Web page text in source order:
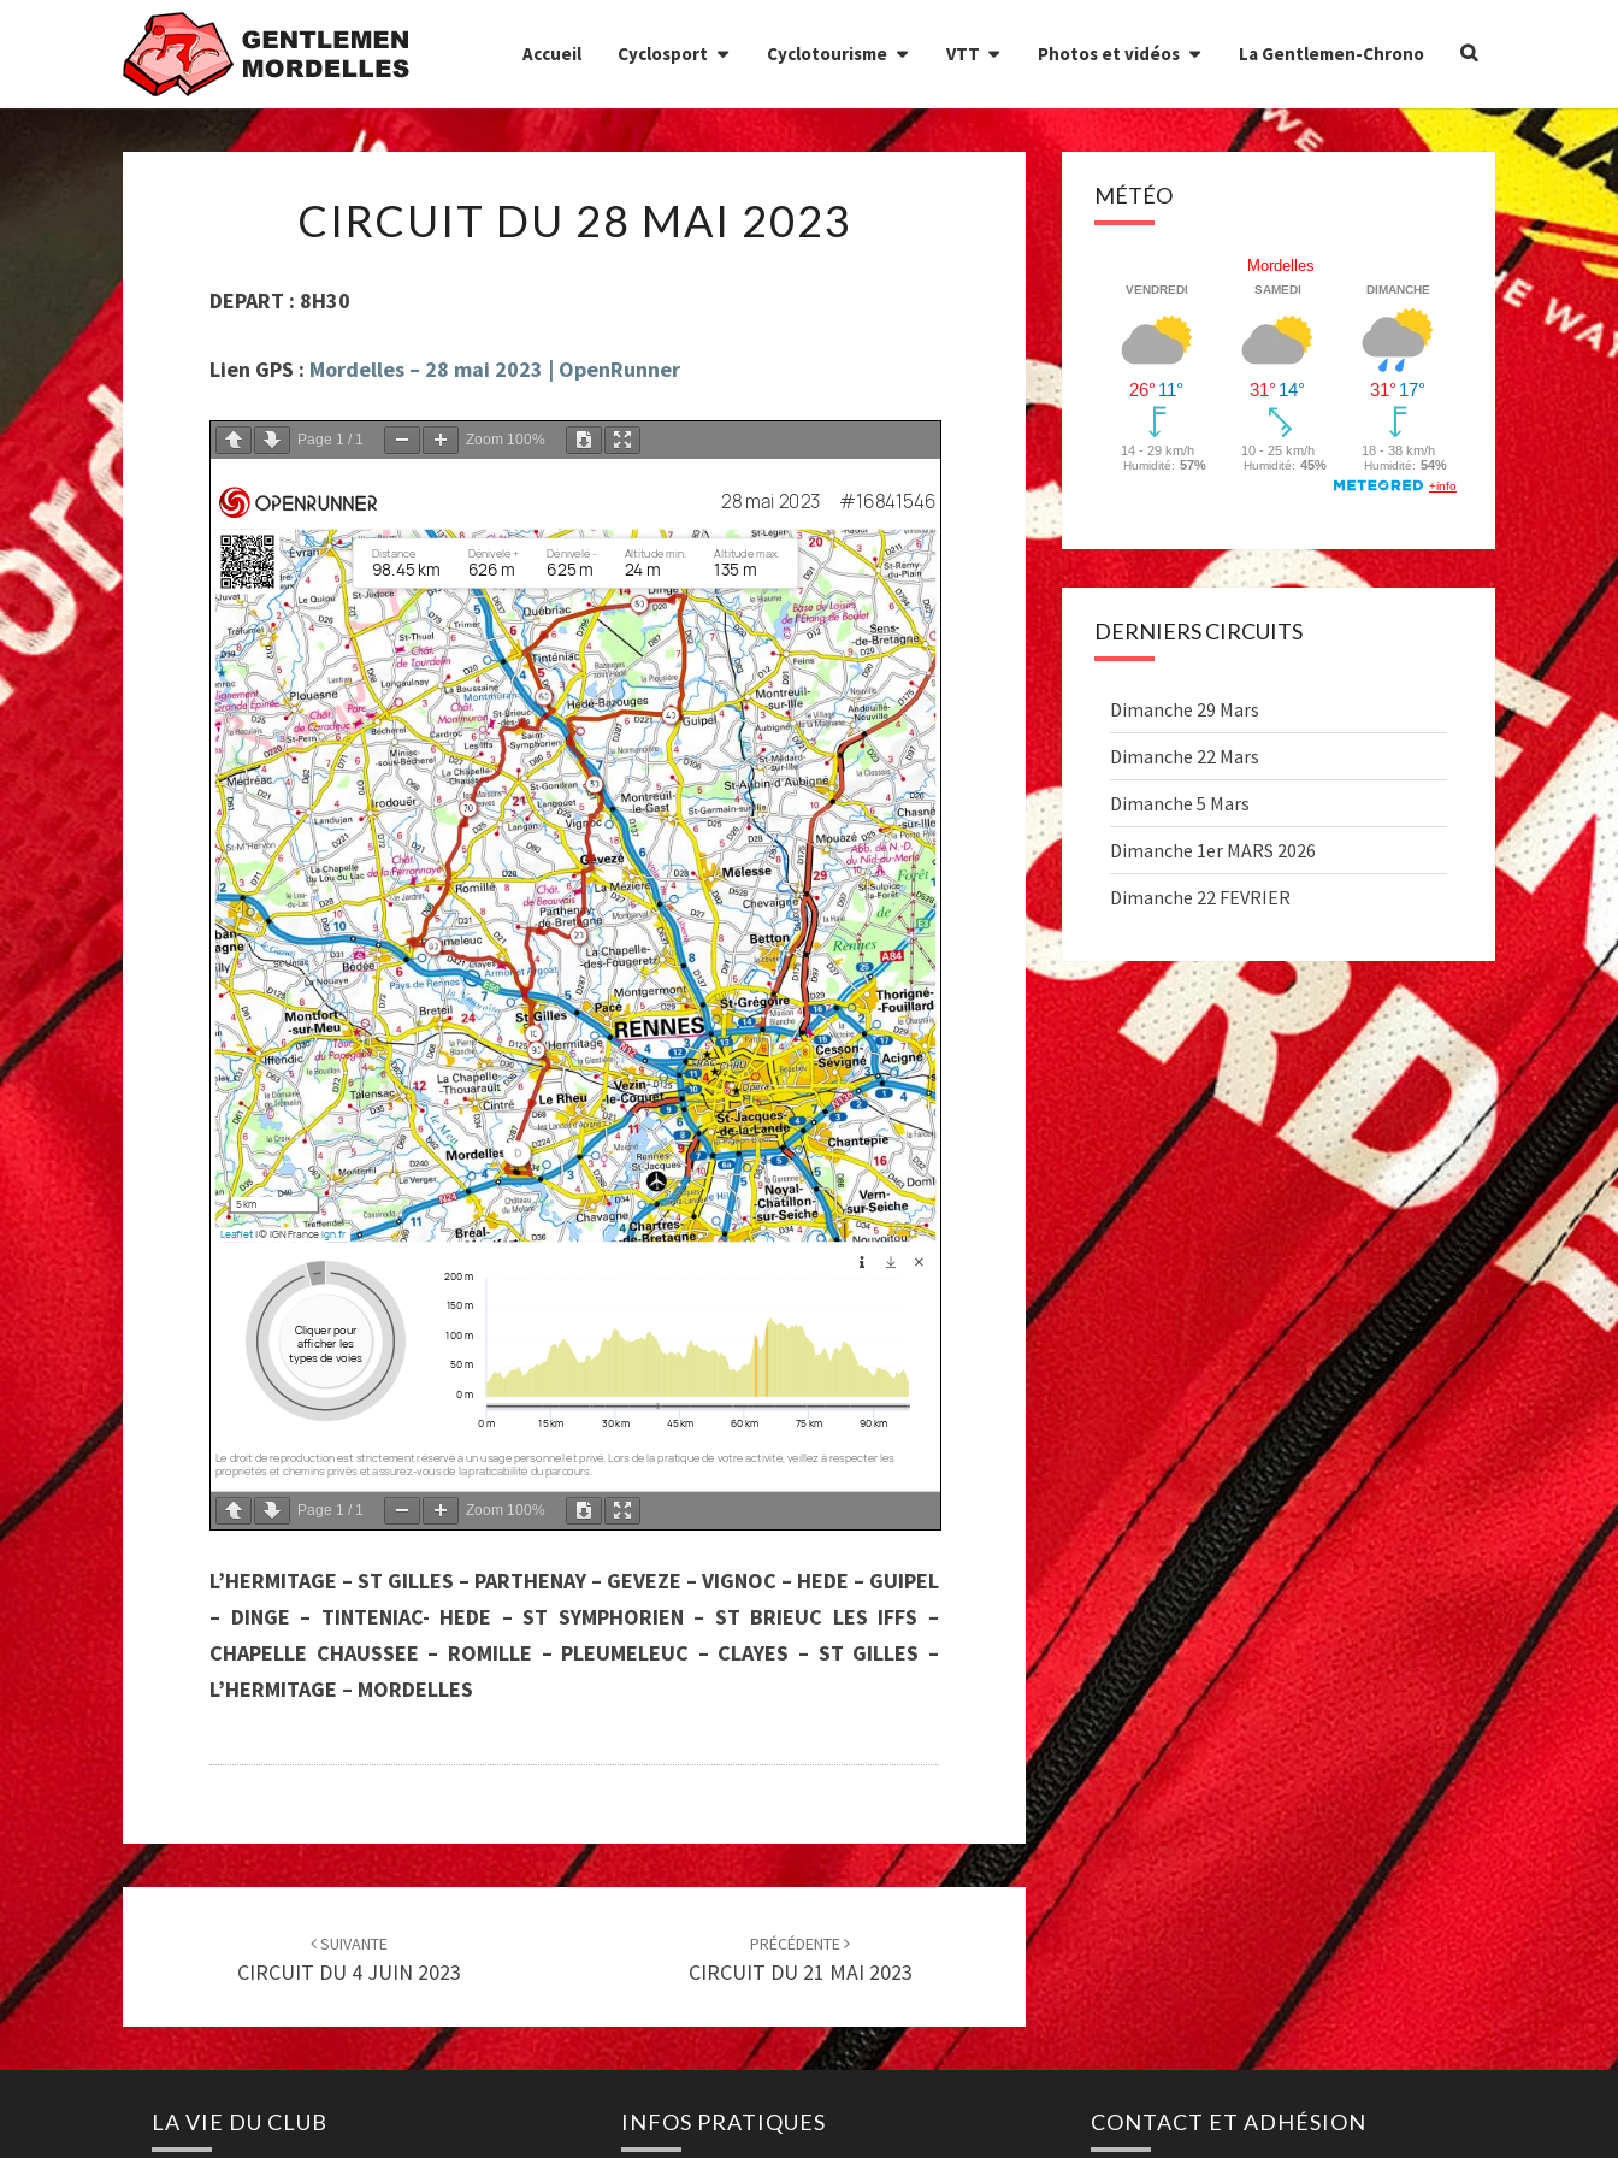
Accueil Cyclosport Cyclotourisme VTT Photos et vidéos La Gentlemen-Chrono
Search
DU
CIRCUIT DU 28 MAI 2023
DEPART : 8H30
Lien GPS : Mordelles – 28 mai 2023 | OpenRunner
Page 1 / 1 Zoom 100%
Page 1 / 1 Zoom 100%
L’HERMITAGE – ST GILLES – PARTHENAY – GEVEZE – VIGNOC – HEDE – GUIPEL
– DINGE – TINTENIAC- HEDE – ST SYMPHORIEN – ST BRIEUC LES IFFS –
CHAPELLE CHAUSSEE – ROMILLE – PLEUMELEUC – CLAYES – ST GILLES –
L’HERMITAGE – MORDELLES
Post
SUIVANTE
CIRCUIT DU 4 JUIN 2023
PRÉCÉDENTE
CIRCUIT DU 21 MAI 2023
MÉTÉO
DERNIERS CIRCUITS
Dimanche 29 Mars
Dimanche 22 Mars
Dimanche 5 Mars
Dimanche 1er MARS 2026
Dimanche 22 FEVRIER
LA VIE DU CLUB INFOS PRATIQUES CONTACT ET ADHÉSION